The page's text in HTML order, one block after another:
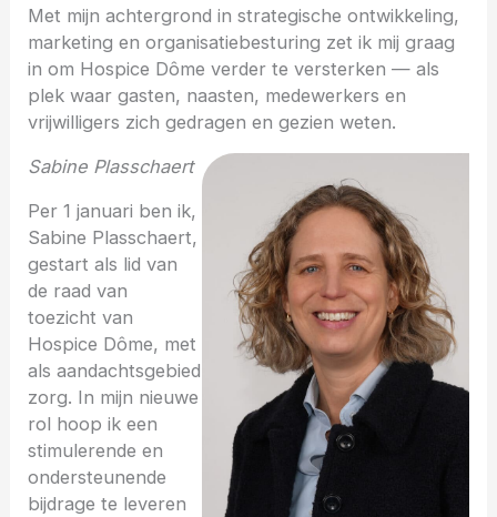
Met mijn achtergrond in strategische ontwikkeling,
marketing en organisatiebesturing zet ik mij graag
in om Hospice Dôme verder te versterken — als
plek waar gasten, naasten, medewerkers en
vrijwilligers zich gedragen en gezien weten.
Sabine Plasschaert
Per 1 januari ben ik,
Sabine Plasschaert,
gestart als lid van
de raad van
toezicht van
Hospice Dôme, met
als aandachtsgebied
zorg. In mijn nieuwe
rol hoop ik een
stimulerende en
ondersteunende
bijdrage te leveren